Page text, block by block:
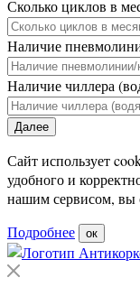
Сколько циклов в
Наличие
Наличие чиллера
Далее
Сайт использует
удобного и
нашим сервисом, вы
Подробнее
ок